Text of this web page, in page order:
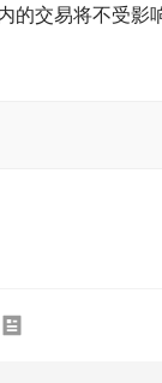
的交易将不受影